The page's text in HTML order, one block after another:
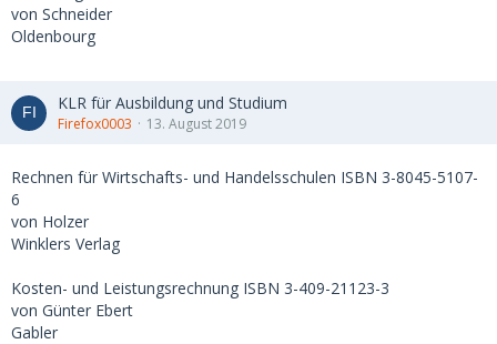
von Schneider
Oldenbourg
KLR für Ausbildung und Studium
Firefox0003 13. August 2019
Rechnen für Wirtschafts- und Handelsschulen ISBN 3-8045-5107-
6
von Holzer
Winklers Verlag
Kosten- und Leistungsrechnung ISBN 3-409-21123-3
von Günter Ebert
Gabler